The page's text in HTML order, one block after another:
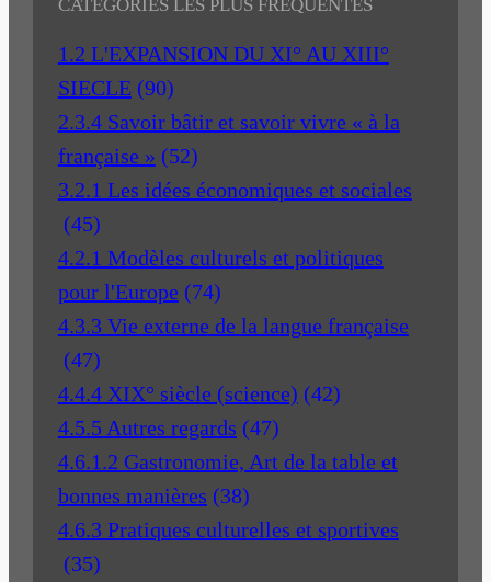
CATÉGORIES LES PLUS FRÉQUENTES
1.2 L'EXPANSION DU XI° AU XIII°
SIECLE (90)
2.3.4 Savoir bâtir et savoir vivre « à la
française » (52)
3.2.1 Les idées économiques et sociales
(45)
4.2.1 Modèles culturels et politiques
pour l'Europe (74)
4.3.3 Vie externe de la langue française
(47)
4.4.4 XIX° siècle (science) (42)
4.5.5 Autres regards (47)
4.6.1.2 Gastronomie, Art de la table et
bonnes manières (38)
4.6.3 Pratiques culturelles et sportives
(35)